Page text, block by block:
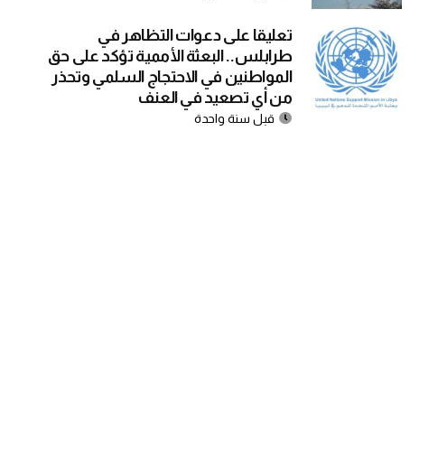
تعليقا على دعوات التظاهر في
طرابلس.. البعثة الأممية تؤكد على حق
المواطنين في الاحتجاج السلمي وتحذر
من أي تصعيد في العنف
قبل سنة واحدة